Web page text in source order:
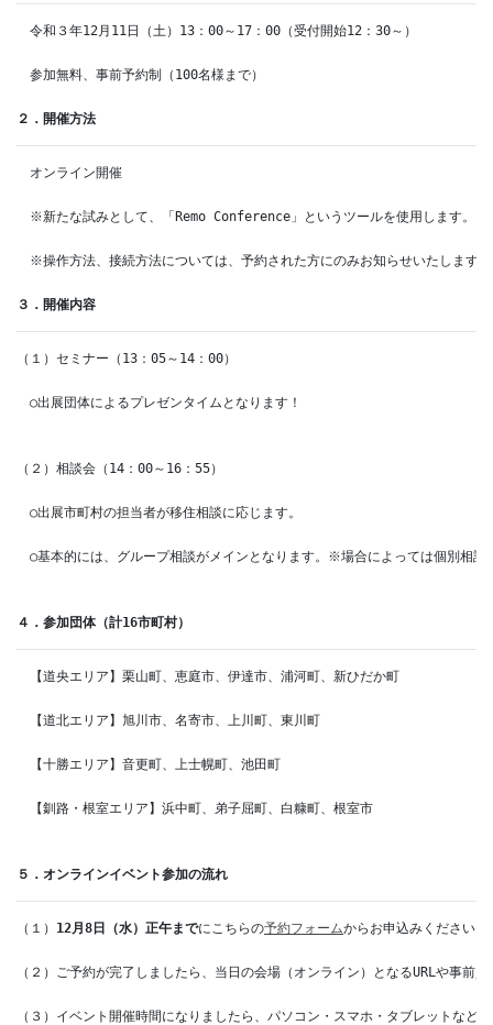
令和３年12月11日（土）13：00～17：00（受付開始12：30～）
参加無料、事前予約制（100名様まで）
２．開催方法
オンライン開催
※新たな試みとして、「Remo Conference」というツールを使用します。
※操作方法、接続方法については、予約された方にのみお知らせいたします。
３．開催内容
（１）セミナー（13：05～14：00）
○出展団体によるプレゼンタイムとなります！
（２）相談会（14：00～16：55）
○出展市町村の担当者が移住相談に応じます。
○基本的には、グループ相談がメインとなります。※場合によっては個別相談
４．参加団体（計16市町村）
【道央エリア】栗山町、恵庭市、伊達市、浦河町、新ひだか町
【道北エリア】旭川市、名寄市、上川町、東川町
【十勝エリア】音更町、上士幌町、池田町
【釧路・根室エリア】浜中町、弟子屈町、白糠町、根室市
５．オンラインイベント参加の流れ
（１） 12月8日（水）正午までにこちらの予約フォームからお申込みください。
（２）ご予約が完了しましたら、当日の会場（オンライン）となるURLや事前
（３）イベント開催時間になりましたら、パソコン・スマホ・タブレットなど